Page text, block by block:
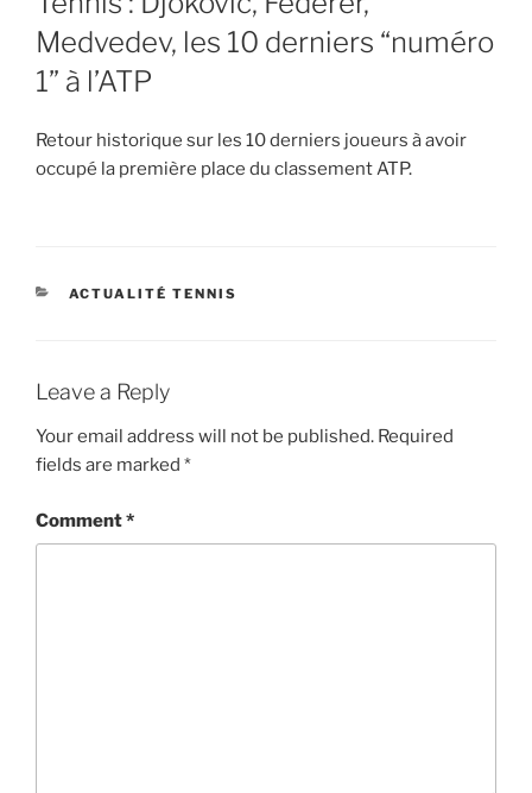
Medvedev, les 10 derniers “numéro
1” à l’ATP
Retour historique sur les 10 derniers joueurs à avoir
occupé la première place du classement ATP.
CATEGORIES
ACTUALITÉ TENNIS
Leave a Reply
Your email address will not be published. Required
fields are marked *
Comment*